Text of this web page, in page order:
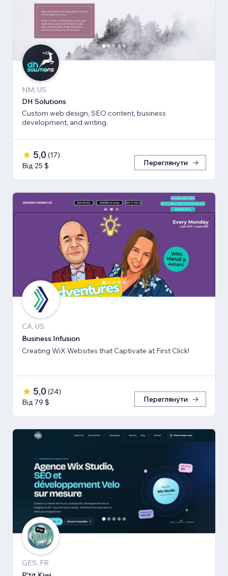
NM, US
DH Solutions
Custom web design, SEO content, business
development, and writing.
5,0 (17)
Від 25 $
Переглянути
CA, US
Business Infusion
Creating WiX Websites that Captivate at First Click!
5,0 (24)
Від 79 $
Переглянути
GES, FR